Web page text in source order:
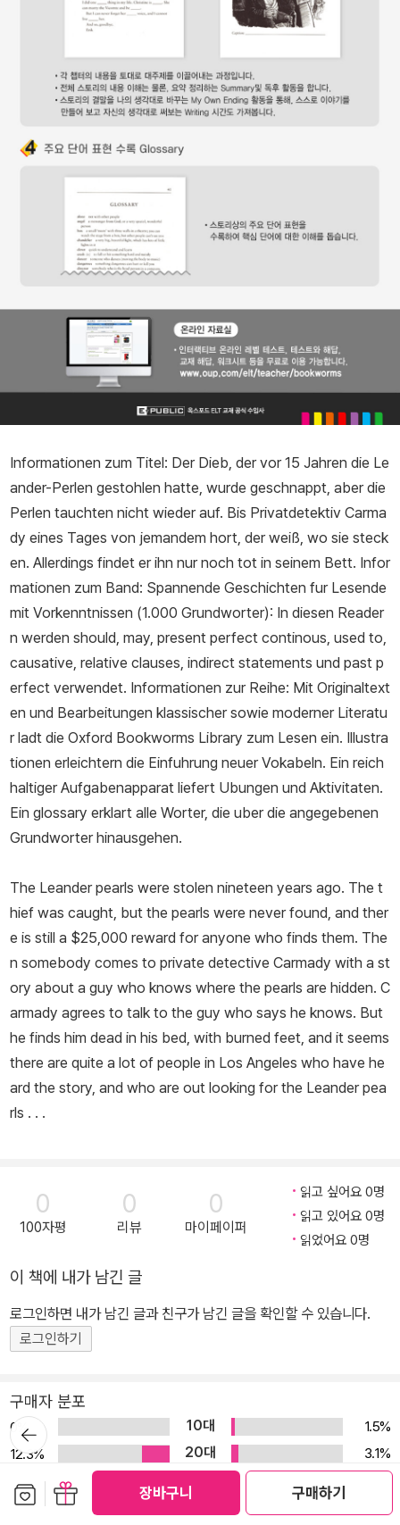
장바구니 구매하기
Informationen zum Titel: Der Dieb, der vor 15 Jahren die Le
ander-Perlen gestohlen hatte, wurde geschnappt, aber die
Perlen tauchten nicht wieder auf. Bis Privatdetektiv Carma
dy eines Tages von jemandem hort, der weiß, wo sie steck
en. Allerdings findet er ihn nur noch tot in seinem Bett. Infor
mationen zum Band: Spannende Geschichten fur Lesende
mit Vorkenntnissen (1.000 Grundworter): In diesen Reader
n werden should, may, present perfect continous, used to,
causative, relative clauses, indirect statements und past p
erfect verwendet. Informationen zur Reihe: Mit Originaltext
en und Bearbeitungen klassischer sowie moderner Literatu
r ladt die Oxford Bookworms Library zum Lesen ein. Illustra
tionen erleichtern die Einfuhrung neuer Vokabeln. Ein reich
haltiger Aufgabenapparat liefert Ubungen und Aktivitaten.
Ein glossary erklart alle Worter, die uber die angegebenen
Grundworter hinausgehen.
The Leander pearls were stolen nineteen years ago. The t
hief was caught, but the pearls were never found, and ther
e is still a $25,000 reward for anyone who finds them. The
n somebody comes to private detective Carmady with a st
ory about a guy who knows where the pearls are hidden. C
armady agrees to talk to the guy who says he knows. But
he finds him dead in his bed, with burned feet, and it seems
there are quite a lot of people in Los Angeles who have he
ard the story, and who are out looking for the Leander pea
rls . . .
0
100자평
0
리뷰
0
마이페이퍼
읽고 싶어요 0명
읽고 있어요 0명
읽었어요 0명
이 책에 내가 남긴 글
로그인하면 내가 남긴 글과 친구가 남긴 글을 확인할 수 있습니다.
로그인하기
구매자 분포
0% 10대
1.5%
12.3%
20대
3.1%
10.8%
29.2%
뒤로가
기